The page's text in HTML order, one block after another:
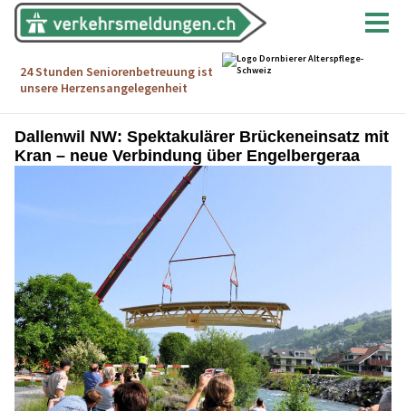
Dallenwil NW: Spektakulärer Brückeneinsatz mit
Kran – neue Verbindung über Engelbergeraa